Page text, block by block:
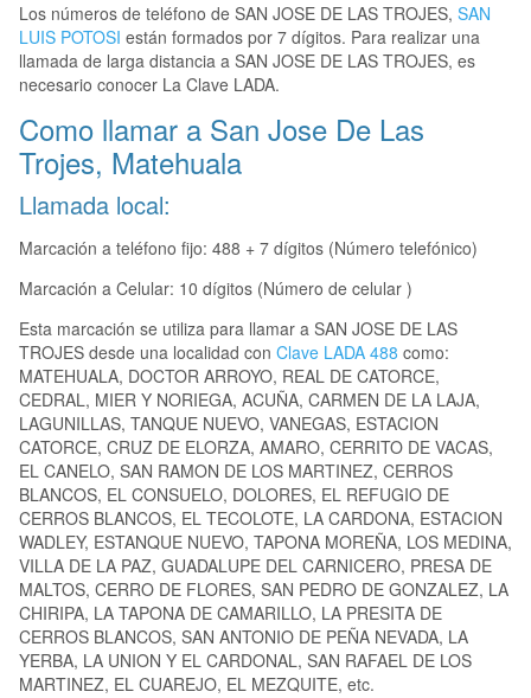
Los números de teléfono de SAN JOSE DE LAS TROJES, SAN
LUIS POTOSI están formados por 7 dígitos. Para realizar una
llamada de larga distancia a SAN JOSE DE LAS TROJES, es
necesario conocer La Clave LADA.
Como llamar a San Jose De Las
Trojes, Matehuala
Llamada local:
Marcación a teléfono fijo: 488 + 7 dígitos (Número telefónico)
Marcación a Celular: 10 dígitos (Número de celular )
Esta marcación se utiliza para llamar a SAN JOSE DE LAS
TROJES desde una localidad con Clave LADA 488 como:
MATEHUALA, DOCTOR ARROYO, REAL DE CATORCE,
CEDRAL, MIER Y NORIEGA, ACUÑA, CARMEN DE LA LAJA,
LAGUNILLAS, TANQUE NUEVO, VANEGAS, ESTACION
CATORCE, CRUZ DE ELORZA, AMARO, CERRITO DE VACAS,
EL CANELO, SAN RAMON DE LOS MARTINEZ, CERROS
BLANCOS, EL CONSUELO, DOLORES, EL REFUGIO DE
CERROS BLANCOS, EL TECOLOTE, LA CARDONA, ESTACION
WADLEY, ESTANQUE NUEVO, TAPONA MOREÑA, LOS MEDINA,
VILLA DE LA PAZ, GUADALUPE DEL CARNICERO, PRESA DE
MALTOS, CERRO DE FLORES, SAN PEDRO DE GONZALEZ, LA
CHIRIPA, LA TAPONA DE CAMARILLO, LA PRESITA DE
CERROS BLANCOS, SAN ANTONIO DE PEÑA NEVADA, LA
YERBA, LA UNION Y EL CARDONAL, SAN RAFAEL DE LOS
MARTINEZ, EL CUAREJO, EL MEZQUITE, etc.